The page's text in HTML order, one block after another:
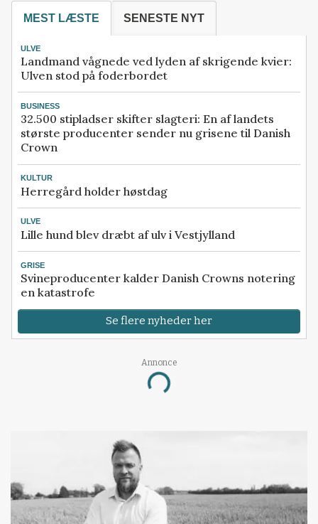
MEST LÆSTE SENESTE NYT
ULVE
Landmand vågnede ved lyden af skrigende kvier:
Ulven stod på foderbordet
BUSINESS
32.500 stipladser skifter slagteri: En af landets
største producenter sender nu grisene til Danish
Crown
KULTUR
Herregård holder høstdag
ULVE
Lille hund blev dræbt af ulv i Vestjylland
GRISE
Svineproducenter kalder Danish Crowns notering
en katastrofe
Se flere nyheder her
Annonce
Loading...